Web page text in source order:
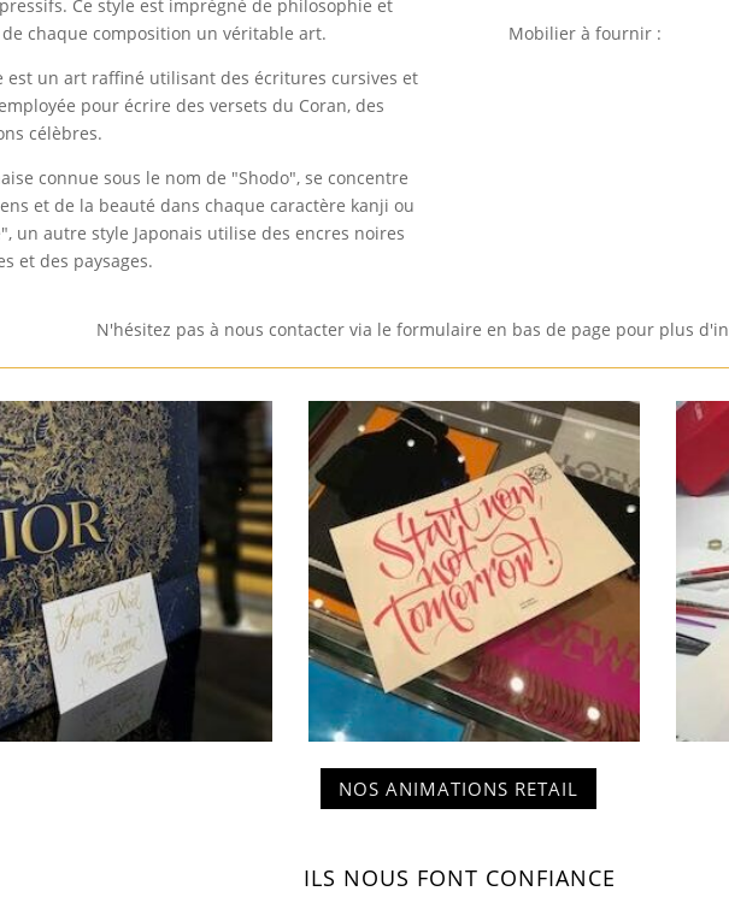
Ce style est imprégné de philosophie et
chaque composition un véritable art.
est un art raffiné utilisant des écritures cursives et
pour écrire des versets du Coran, des
célèbres.
connue sous le nom de "Shodo", se concentre
et de la beauté dans chaque caractère kanji ou
un autre style Japonais utilise des encres noires
et des paysages.
Mobilier à fournir :
N'hésitez pas à nous contacter via le formulaire en bas de page pour plus
NOS ANIMATIONS RETAIL
ILS NOUS FONT CONFIANCE